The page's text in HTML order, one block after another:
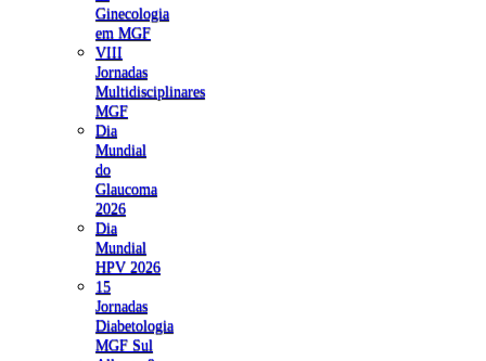
Ginecologia
em MGF
VIII
Jornadas
Multidisciplinares
MGF
Dia
Mundial
do
Glaucoma
2026
Dia
Mundial
HPV 2026
15
Jornadas
Diabetologia
MGF Sul